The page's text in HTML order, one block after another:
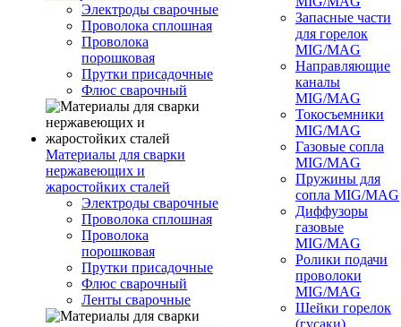
Электроды сварочные
Проволока сплошная
Проволока
порошковая
Прутки присадочные
Флюс сварочный
Материалы для сварки
нержавеющих и
жаростойких сталей
Электроды сварочные
Проволока сплошная
Проволока
порошковая
Прутки присадочные
Флюс сварочный
Ленты сварочные
Запасные части
для горелок
MIG/MAG
Направляющие
каналы
MIG/MAG
Токосъемники
MIG/MAG
Газовые сопла
MIG/MAG
Пружины для
сопла MIG/MAG
Диффузоры
газовые
MIG/MAG
Ролики подачи
проволоки
MIG/MAG
Шейки горелок
(гусаки)